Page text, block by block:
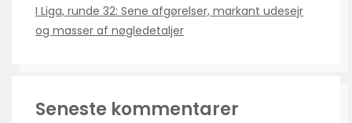
I Liga, runde 32: Sene afgørelser, markant udesejr
og masser af nøgledetaljer
Seneste kommentarer